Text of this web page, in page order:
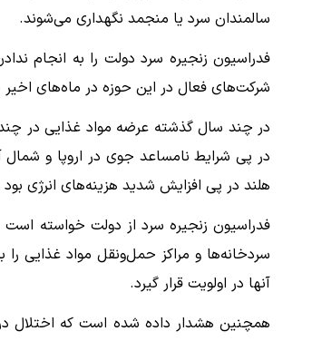
سالمندان سرد یا منجمد نگهداری می‌شوند.
فدراسیون زنجیره سرد دولت را به انجام
شرکت‌های فعال در این حوزه در ماه‌های اخیر
در چند سال گذشته عرضه مواد غذایی در
هلند در پی افزایش شدید هزینه‌های انرژی
فدراسیون زنجیره سرد از دولت خواسته است
سردخانه‌ها و مراکز حمل‌ونقل مواد غذایی
آنها در اولویت قرار گیرد.
همچنین هشدار داده شده است که اختلال در